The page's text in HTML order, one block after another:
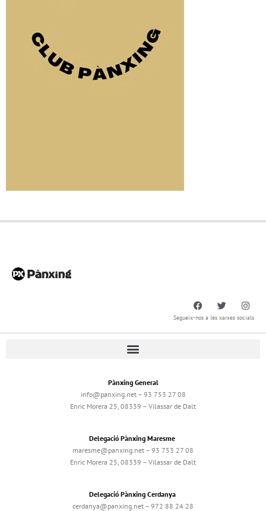
Segueix-nos a les xarxes socials
Pànxing General
info@panxing.net – 93 753 27 08
Enric Morera 25, 08339 – Vilassar de Dalt
Delegació Pànxing Maresme
maresme@panxing.net – 93 753 27 08
Enric Morera 25, 08339 – Vilassar de Dalt
Delegació Pànxing Cerdanya
cerdanya@panxing.net – 972 88 24 28